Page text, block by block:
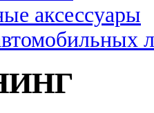
аксессуары